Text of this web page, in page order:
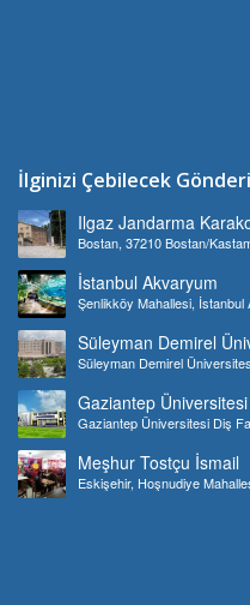
İlginizi Çebilecek
Ilgaz Jandarma
Bostan, 37210 Bostan/
İstanbul Akvaryum
Şenlikköy Mahallesi,
Süleyman Demirel
Süleyman Demirel
Gaziantep
Gaziantep Üniversitesi Diş
Meşhur Tostçu İsmail
Eskişehir, Hoşnudiye